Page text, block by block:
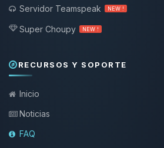
Servidor Teamspeak
NEW !
Super Choupy NEW !
RECURSOS Y SOPORTE
Inicio
Noticias
FAQ